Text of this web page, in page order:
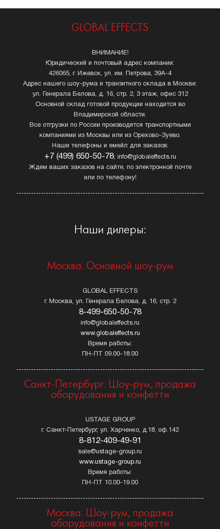
GLOBAL EFFECTS
ВНИМАНИЕ!
Юридический и почтовый адрес компании:
426065, г. Ижевск, ул. им. Петрова, 39А-4
Адрес нашего шоу-рума и транзитного склада в Москве:
ул. Генерала Белова, д. 16, стр. 2, 3 этаж, офис 312
Основной склад готовой продукции находится во
Владимирской области.
Все отгрузки по России производятся транспортными
компаниями из Москвы или из Орехово-Зуево.
Наши телефоны и емейл для заказов:
+7 (499) 650-50-78; info@globaleffects.ru
Ждем ваших заказов на сайте, по электронной почте
или по телефону!
Наши дилеры:
Москва. Основной шоу-рум
GLOBAL EFFECTS
г. Москва, ул. Генерала Белова, д. 16, стр. 2
8-499-650-50-78
info@globaleffects.ru
www.globaleffects.ru
Время работы:
ПН-ПТ 09.00-18.00
Санкт-Петербург. Шоу-рум, продажа
оборудования и конфетти
USTAGE GROUP
г. Санкт-Петербург, ул. Харченко, д.18, оф.142
8-812-409-49-91
sale@ustage-group.ru
www.ustage-group.ru
Время работы:
ПН-ПТ 10.00-19.00
Москва. Шоу-рум, продажа
оборудования и конфетти